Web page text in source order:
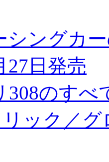
シングカ
27日発売
308のすべ
ック／グ